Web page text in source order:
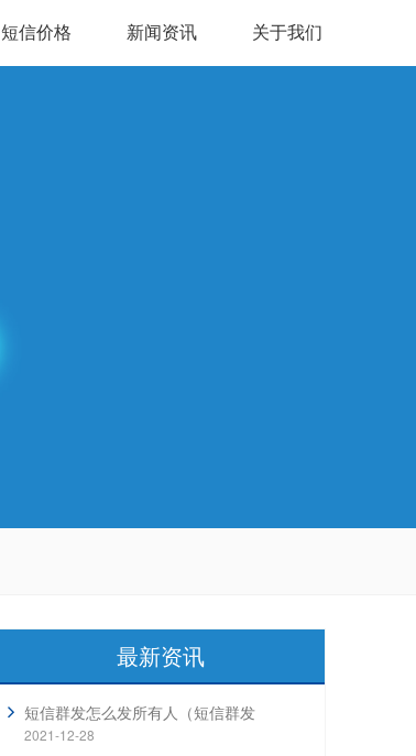
短信价格 新闻资讯 关于我们
最新资讯
短信群发怎么发所有人（短信群发
2021-12-28